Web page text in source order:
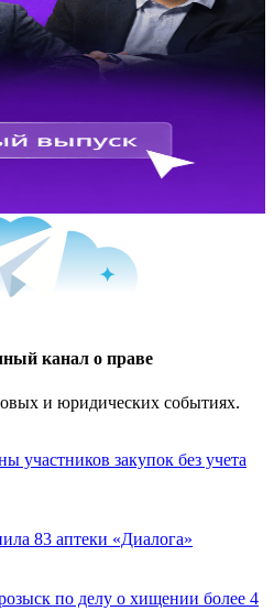
канал о праве
и юридических событиях.
участников закупок без учета
83 аптеки «Диалога»
по делу о хищении более 4